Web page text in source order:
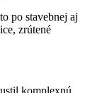
po stavebnej aj
zrútené
komplexnú